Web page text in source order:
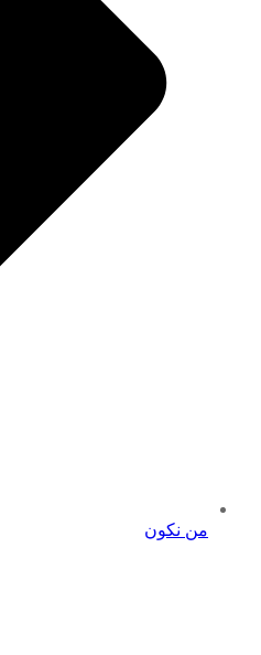
من نكون